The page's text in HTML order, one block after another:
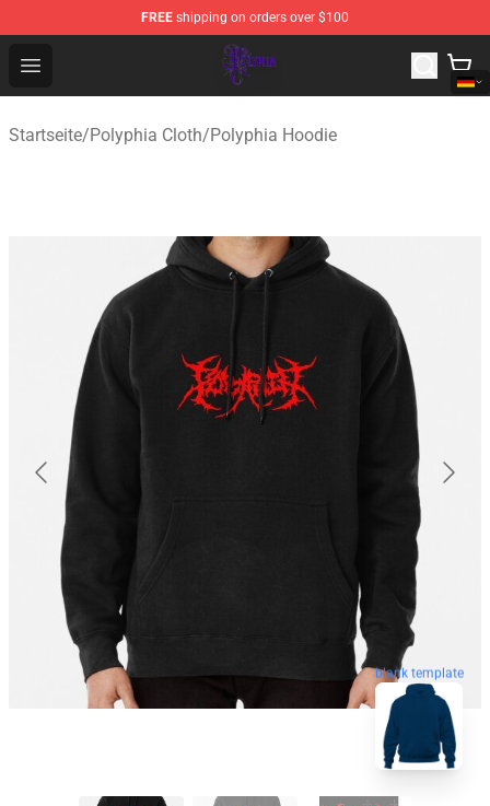
FREE shipping on orders over $100
Open menu
Polyphia Shop - Official Polyphia Merchandise Store
Startseite/Polyphia Cloth/Polyphia Hoodie
blank template